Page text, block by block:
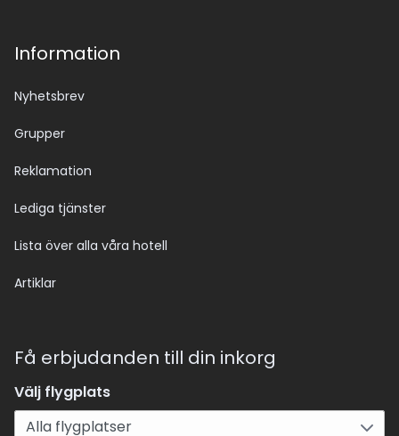
Information
Nyhetsbrev
Grupper
Reklamation
Lediga tjänster
Lista över alla våra hotell
Artiklar
Få erbjudanden till din inkorg
Välj flygplats